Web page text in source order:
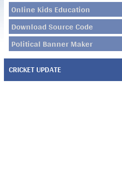
Online Kids Education
Download Source Code
Political Banner Maker
CRICKET UPDATE